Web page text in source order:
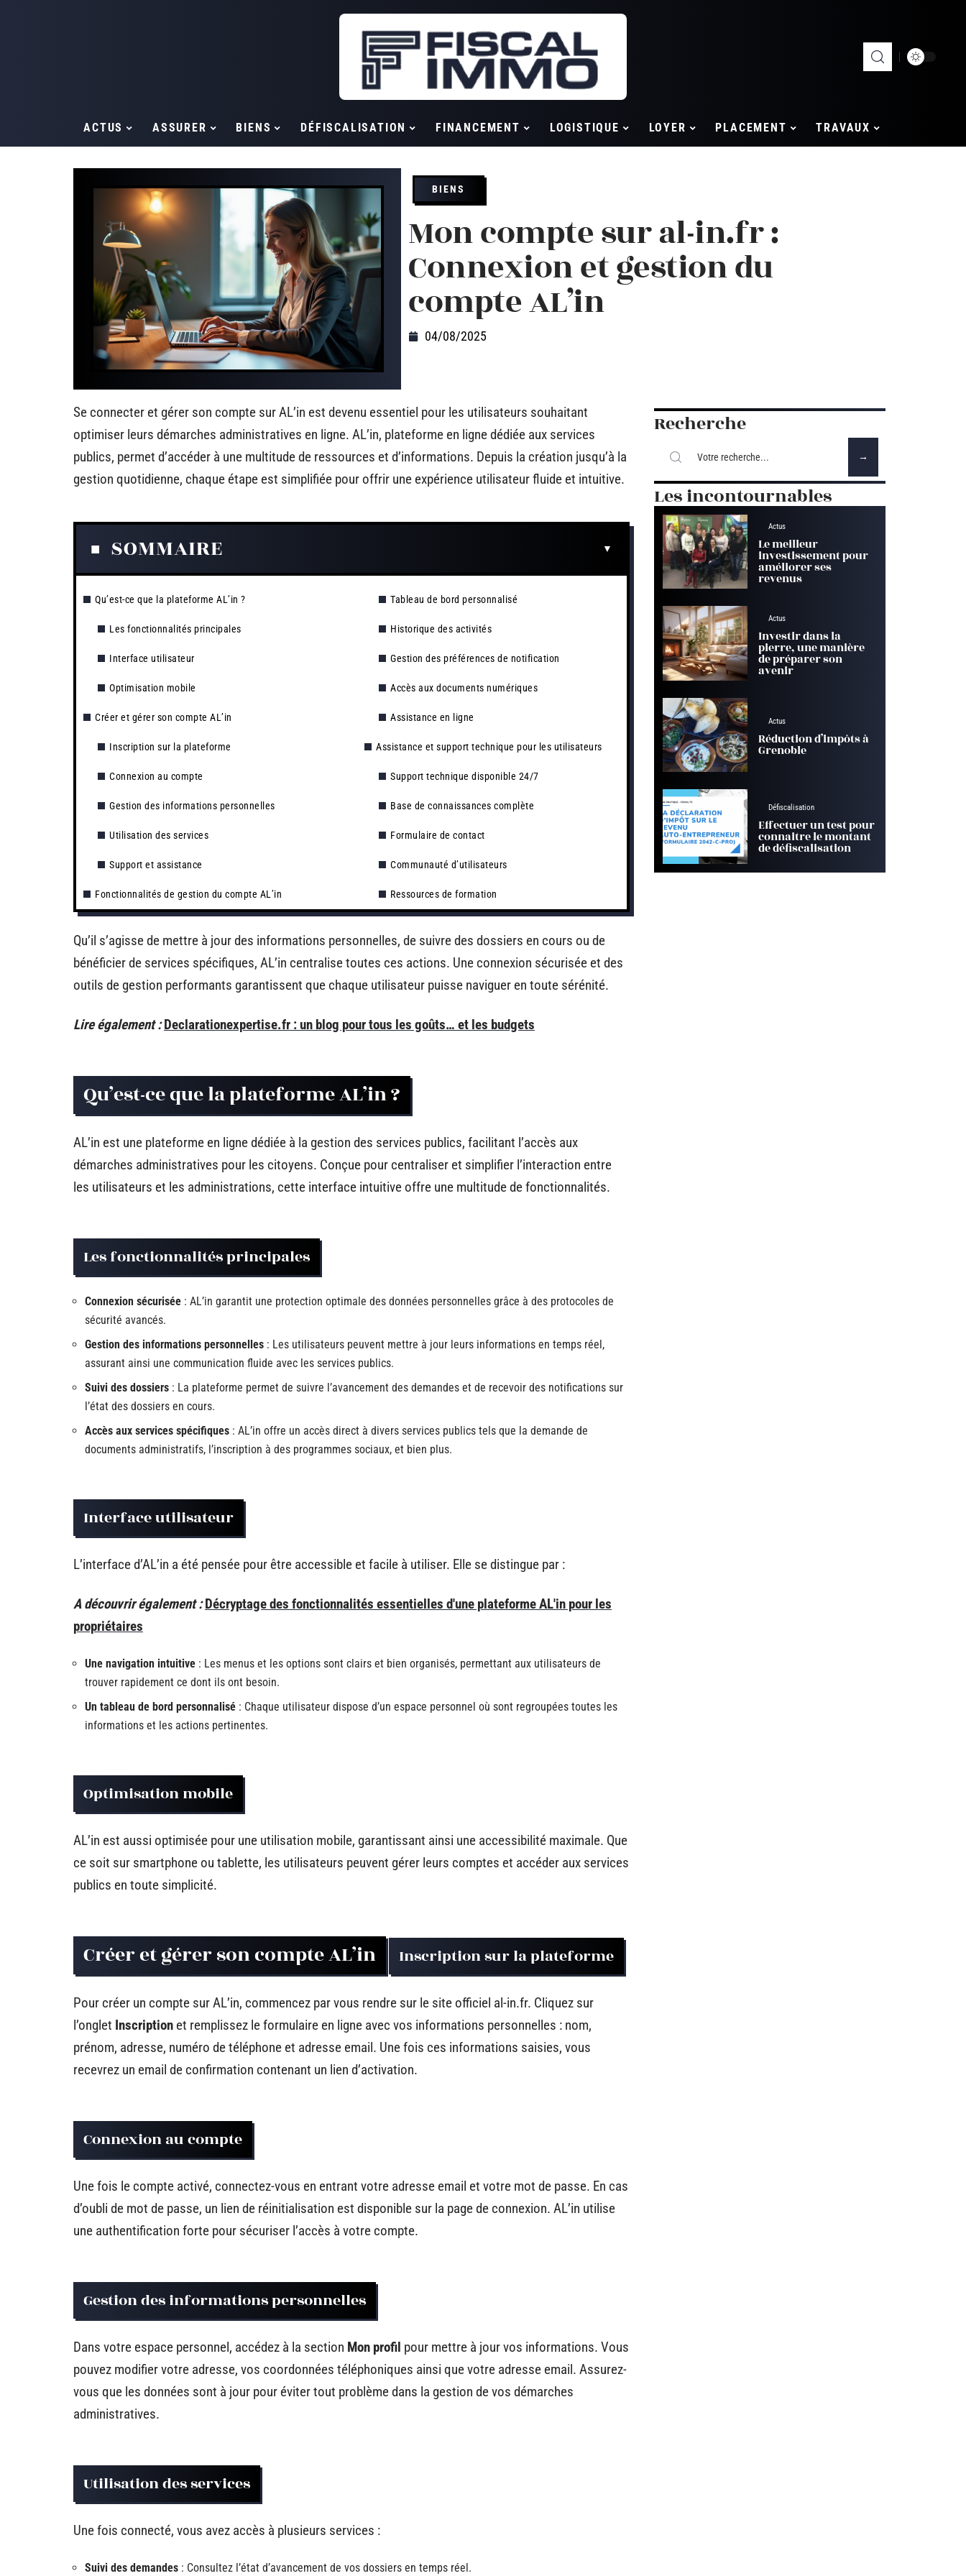
ACTUS ASSURER BIENS DÉFISCALISATION FINANCEMENT LOGISTIQUE LOYER PLACEMENT TRAVAUX
BIENS
Mon compte sur al-in.fr :
Connexion et gestion du
compte AL’in
04/08/2025
Se connecter et gérer son compte sur AL’in est devenu essentiel pour les utilisateurs souhaitant
optimiser leurs démarches administratives en ligne. AL’in, plateforme en ligne dédiée aux services
publics, permet d’accéder à une multitude de ressources et d’informations. Depuis la création jusqu’à la
gestion quotidienne, chaque étape est simplifiée pour offrir une expérience utilisateur fluide et intuitive.
SOMMAIRE
Qu’est-ce que la plateforme AL’in ?
Les fonctionnalités principales
Interface utilisateur
Optimisation mobile
Créer et gérer son compte AL’in
Inscription sur la plateforme
Connexion au compte
Gestion des informations personnelles
Utilisation des services
Support et assistance
Fonctionnalités de gestion du compte AL’in
Tableau de bord personnalisé
Historique des activités
Gestion des préférences de notification
Accès aux documents numériques
Assistance en ligne
Assistance et support technique pour les utilisateurs
Support technique disponible 24/7
Base de connaissances complète
Formulaire de contact
Communauté d’utilisateurs
Ressources de formation
Qu’il s’agisse de mettre à jour des informations personnelles, de suivre des dossiers en cours ou de
bénéficier de services spécifiques, AL’in centralise toutes ces actions. Une connexion sécurisée et des
outils de gestion performants garantissent que chaque utilisateur puisse naviguer en toute sérénité.
Lire également : Declarationexpertise.fr : un blog pour tous les goûts… et les budgets
Qu’est-ce que la plateforme AL’in ?
AL’in est une plateforme en ligne dédiée à la gestion des services publics, facilitant l’accès aux
démarches administratives pour les citoyens. Conçue pour centraliser et simplifier l’interaction entre
les utilisateurs et les administrations, cette interface intuitive offre une multitude de fonctionnalités.
Les fonctionnalités principales
Connexion sécurisée : AL’in garantit une protection optimale des données personnelles grâce à des protocoles de
sécurité avancés.
Gestion des informations personnelles : Les utilisateurs peuvent mettre à jour leurs informations en temps réel,
assurant ainsi une communication fluide avec les services publics.
Suivi des dossiers : La plateforme permet de suivre l’avancement des demandes et de recevoir des notifications sur
l’état des dossiers en cours.
Accès aux services spécifiques : AL’in offre un accès direct à divers services publics tels que la demande de
documents administratifs, l’inscription à des programmes sociaux, et bien plus.
Interface utilisateur
L’interface d’AL’in a été pensée pour être accessible et facile à utiliser. Elle se distingue par :
A découvrir également : Décryptage des fonctionnalités essentielles d'une plateforme AL'in pour les
propriétaires
Une navigation intuitive : Les menus et les options sont clairs et bien organisés, permettant aux utilisateurs de
trouver rapidement ce dont ils ont besoin.
Un tableau de bord personnalisé : Chaque utilisateur dispose d’un espace personnel où sont regroupées toutes les
informations et les actions pertinentes.
Optimisation mobile
AL’in est aussi optimisée pour une utilisation mobile, garantissant ainsi une accessibilité maximale. Que
ce soit sur smartphone ou tablette, les utilisateurs peuvent gérer leurs comptes et accéder aux services
publics en toute simplicité.
Créer et gérer son compte AL’in Inscription sur la plateforme
Pour créer un compte sur AL’in, commencez par vous rendre sur le site officiel al-in.fr. Cliquez sur
l’onglet Inscription et remplissez le formulaire en ligne avec vos informations personnelles : nom,
prénom, adresse, numéro de téléphone et adresse email. Une fois ces informations saisies, vous
recevrez un email de confirmation contenant un lien d’activation.
Connexion au compte
Une fois le compte activé, connectez-vous en entrant votre adresse email et votre mot de passe. En cas
d’oubli de mot de passe, un lien de réinitialisation est disponible sur la page de connexion. AL’in utilise
une authentification forte pour sécuriser l’accès à votre compte.
Gestion des informations personnelles
Dans votre espace personnel, accédez à la section Mon profil pour mettre à jour vos informations. Vous
pouvez modifier votre adresse, vos coordonnées téléphoniques ainsi que votre adresse email. Assurez-
vous que les données sont à jour pour éviter tout problème dans la gestion de vos démarches
administratives.
Utilisation des services
Une fois connecté, vous avez accès à plusieurs services :
Suivi des demandes : Consultez l’état d’avancement de vos dossiers en temps réel.
Recherche
Les incontournables
Actus
Le meilleur
investissement pour
améliorer ses
revenus
Actus
Investir dans la
pierre, une manière
de préparer son
avenir
Actus
Réduction d’impôts à
Grenoble
Défiscalisation
Effectuer un test pour
connaitre le montant
de défiscalisation